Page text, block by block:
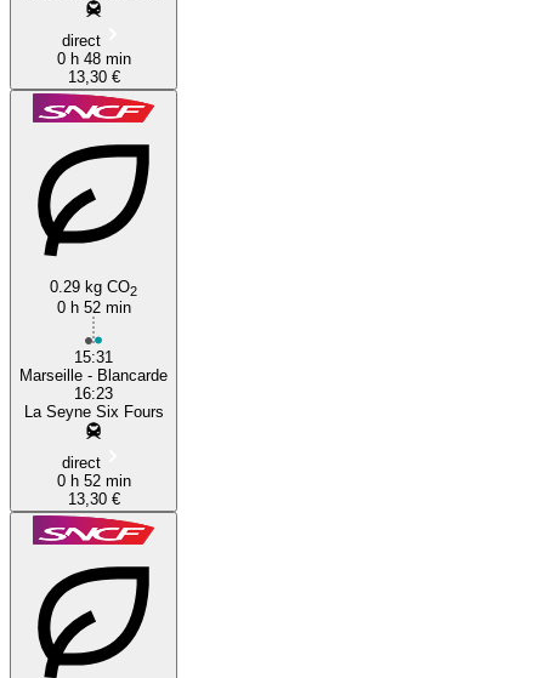
direct
0 h 48 min
13,30 €
0.29 kg CO2
0 h 52 min
15:31
Marseille - Blancarde
16:23
La Seyne Six Fours
direct
0 h 52 min
13,30 €